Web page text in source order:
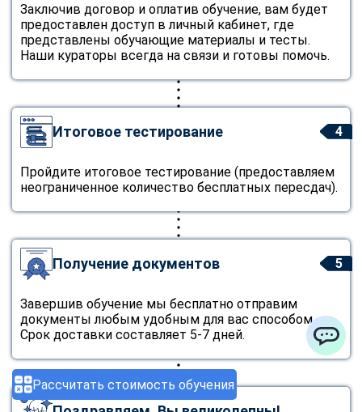
Рассчитать стоимость обучения
Заключив договор и оплатив обучение, вам будет
предоставлен доступ в личный кабинет, где
представлены обучающие материалы и тесты.
Наши кураторы всегда на связи и готовы помочь.
4
Итоговое тестирование
Пройдите итоговое тестирование (предоставляем
неограниченное количество бесплатных пересдач).
5
Получение документов
Завершив обучение мы бесплатно отправим
документы любым удобным для вас способом.
Срок доставки составляет 5-7 дней.
ChatApp